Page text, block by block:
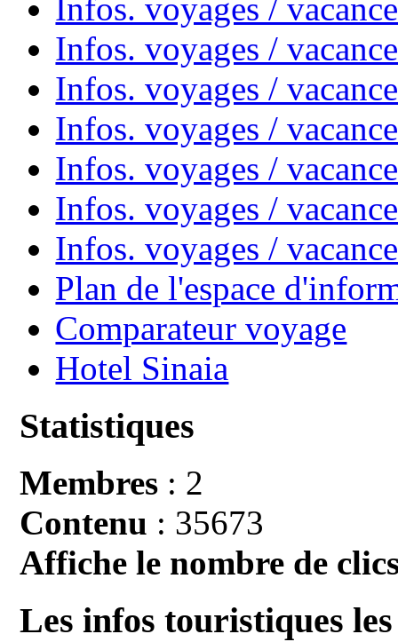
Infos. voyages /
Infos. voyages /
Infos. voyages /
Infos. voyages /
Infos. voyages /
Infos. voyages /
Infos. voyages /
Plan de l'espace
Comparateur voyage
Hotel Sinaia
Statistiques
Membres : 2
Contenu : 35673
Affiche le nombre de
Les infos touristiques